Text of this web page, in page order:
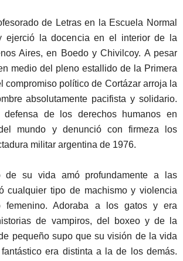
de Letras en la Escuela Normal
ejerció la docencia en el interior de la
Aires, en Boedo y Chivilcoy. A pesar
medio del pleno estallido de la Primera
compromiso político de Cortázar arroja la
absolutamente pacifista y solidario.
de los derechos humanos en
mundo y denunció con firmeza los
militar argentina de 1976.
de su vida amó profundamente a las
cualquier tipo de machismo y violencia
femenino. Adoraba a los gatos y era
de vampiros, del boxeo y de la
pequeño supo que su visión de la vida
era distinta a la de los demás.